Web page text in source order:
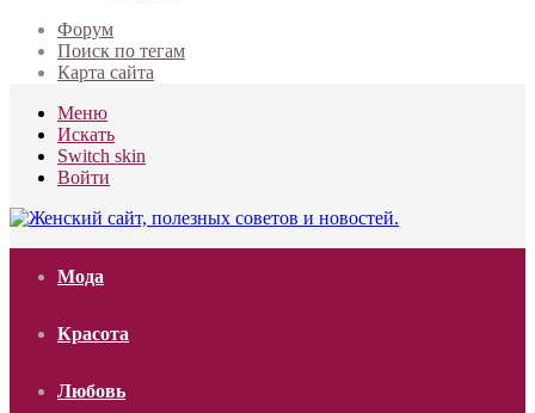
Форум
Поиск по тегам
Карта сайта
Меню
Искать
Switch skin
Войти
Мода
Красота
Любовь